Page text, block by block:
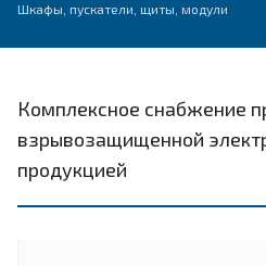
Шкафы, пускатели, щиты, модули
Комплексное снабжение
взрывозащищенной
продукцией